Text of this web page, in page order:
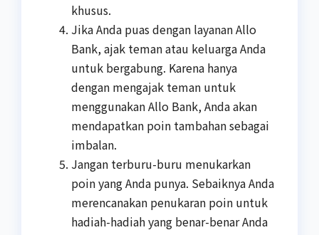
khusus.
Jika Anda puas dengan layanan Allo
Bank, ajak teman atau keluarga Anda
untuk bergabung. Karena hanya
dengan mengajak teman untuk
menggunakan Allo Bank, Anda akan
mendapatkan poin tambahan sebagai
imbalan.
Jangan terburu-buru menukarkan
poin yang Anda punya. Sebaiknya Anda
merencanakan penukaran poin untuk
hadiah-hadiah yang benar-benar Anda